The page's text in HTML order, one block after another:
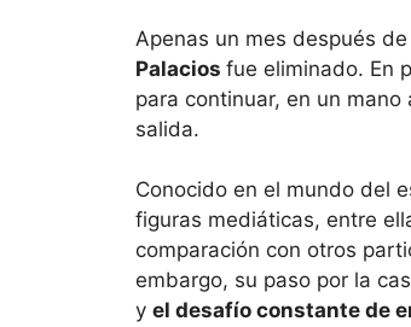
Apenas un mes después
Palacios fue eliminado. En
para continuar, en un mano
salida.
Conocido en el mundo del
figuras mediáticas, entre
comparación con otros
embargo, su paso por la
y el desafío constante de